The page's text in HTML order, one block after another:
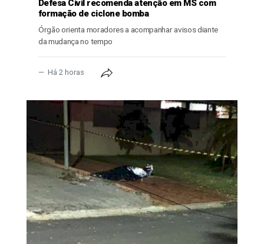
Defesa Civil recomenda atenção em MS com
formação de ciclone bomba
Órgão orienta moradores a acompanhar avisos diante
da mudança no tempo
Há 2 horas